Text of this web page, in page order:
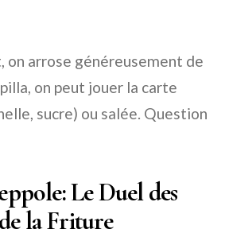
on arrose généreusement de
on peut jouer la carte
sucre) ou salée. Question
Le Duel des
la Friture